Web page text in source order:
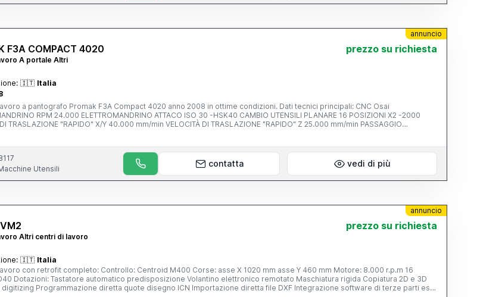
annuncio
F3A COMPACT 4020
A portale Altri
prezzo su richiesta
🇮🇹 Italia
a pantografo Promak F3A Compact 4020 anno 2008 in ottime condizioni. Dati tecnici principali: CNC Osai
RPM 24.000 ELETTROMANDRINO ATTACO ISO 30 -HSK40 CAMBIO UTENSILI PLANARE 16 POSIZIONI X2 -2000
TRASLAZIONE "RAPIDO" X/Y 40.000 mm/min VELOCITÀ DI TRASLAZIONE "RAPIDO" Z 25.000 mm/min PASSAGGIO
=< 0,05 F2000 diametro 75 INGOMBRO MACCHINA 5100x3100x2700 PESO MACCHINA 3600kg
Utensili
contatta vedi di più
annuncio
Altri centri di lavoro
prezzo su richiesta
🇮🇹 Italia
con retrofit completo: Controllo: Centroid M400 Corse: asse X 1020 mm asse Y 460 mm Motore: 8.000 r.p.m 16
Dotazioni: Tastatore automatico predisposizione Volantino elettronico remotato Maschiatura rigida Copiatura 2D e 3D
digitizing Programmazione diretta quote disegno ICN Importazione diretta file DXF Integrazione software di terze parti es ,